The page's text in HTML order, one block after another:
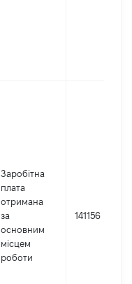
Заробітна
плата
отримана
за
основним
місцем
роботи
141156